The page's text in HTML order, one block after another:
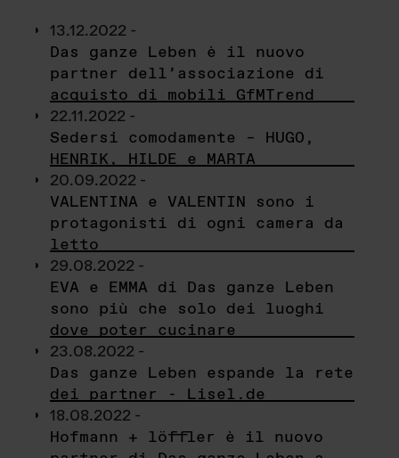
13.12.2022 -
Das ganze Leben è il nuovo
partner dell’associazione di
acquisto di mobili GfMTrend
22.11.2022 -
Sedersi comodamente – HUGO,
HENRIK, HILDE e MARTA
20.09.2022 -
VALENTINA e VALENTIN sono i
protagonisti di ogni camera da
letto
29.08.2022 -
EVA e EMMA di Das ganze Leben
sono più che solo dei luoghi
dove poter cucinare
23.08.2022 -
Das ganze Leben espande la rete
dei partner - Lisel.de
18.08.2022 -
Hofmann + löffler è il nuovo